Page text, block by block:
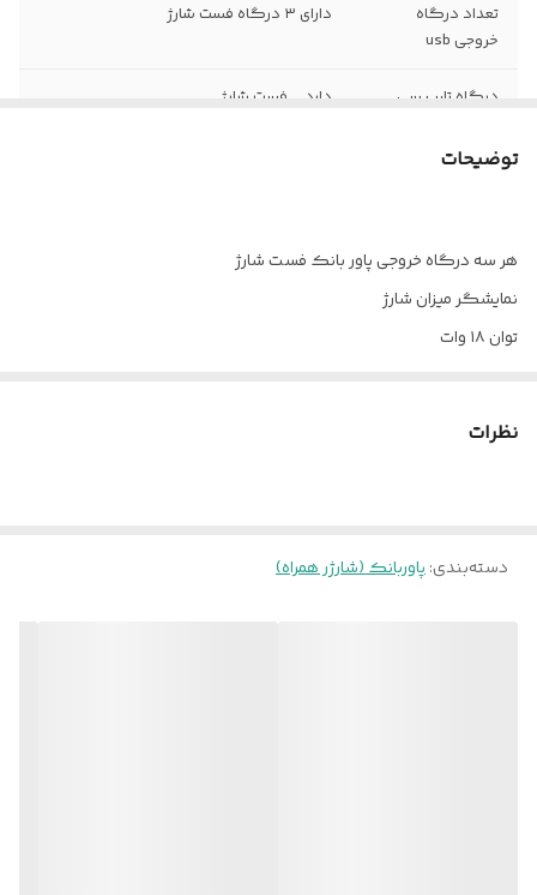
تعداد درگاه
خروجی usb
دارای ۳ درگاه فست شارژ
درگاه تایپ سی دارد _ فست شارژ
درگاه جهت شارژ
توضیحات
هر سه درگاه خروجی پاور بانک فست شارژ
نمایشگر میزان شارژ
توان ۱۸ وات
نظرات
دسته‌بندی:پاوربانک (شارژر همراه)